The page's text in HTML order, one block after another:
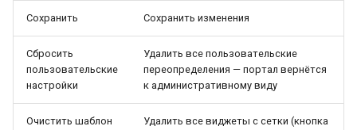
Сохранить Сохранить изменения
Сбросить
пользовательские
настройки
Удалить все пользовательские
переопределения — портал вернётся
к административному виду
Очистить шаблон
Удалить все виджеты с сетки (кнопка